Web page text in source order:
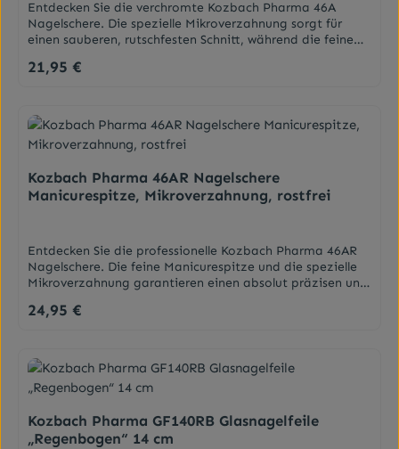
Entdecken Sie die verchromte Kozbach Pharma 46A
Nagelschere. Die spezielle Mikroverzahnung sorgt für
einen sauberen, rutschfesten Schnitt, während die feine
Qualität für perfekte
Regulärer Preis:
21,95 €
Kozbach Pharma 46AR Nagelschere
Manicurespitze, Mikroverzahnung, rostfrei
Entdecken Sie die professionelle Kozbach Pharma 46AR
Nagelschere. Die feine Manicurespitze und die spezielle
Mikroverzahnung garantieren einen absolut präzisen und
rostfreiem Edelstahl für höchste
Regulärer Preis:
24,95 €
Kozbach Pharma GF140RB Glasnagelfeile
„Regenbogen“ 14 cm